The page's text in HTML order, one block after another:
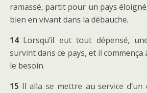
ramassé, partit pour un pays
bien en vivant dans la débauche.
14 Lorsqu’il eut tout dépensé,
survint dans ce pays, et il
le besoin.
15 Il alla se mettre au service